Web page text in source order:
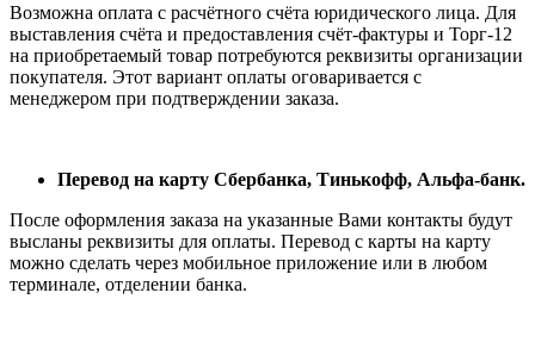
Возможна оплата с расчётного счёта юридического лица. Для
выставления счёта и предоставления счёт-фактуры и Торг-12
на приобретаемый товар потребуются реквизиты организации
покупателя. Этот вариант оплаты оговаривается с
менеджером при подтверждении заказа.
Перевод на карту Сбербанка, Тинькофф, Альфа-банк.
После оформления заказа на указанные Вами контакты будут
высланы реквизиты для оплаты. Перевод с карты на карту
можно сделать через мобильное приложение или в любом
терминале, отделении банка.